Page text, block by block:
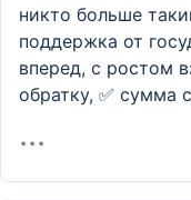
никто больше
поддержка от
вперед, с ростом
обратку, ✅ сумма